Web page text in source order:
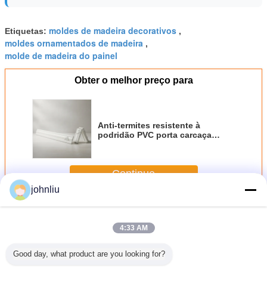
Etiquetas: moldes de madeira decorativos ,
moldes ornamentados de madeira ,
molde de madeira do painel
Obter o melhor preço para
Anti-termites resistente à
podridão PVC porta carcaça
Continue
MaisMoldes de madeira decorativos
johnliu
4:33 AM
Good day, what product are you looking for?